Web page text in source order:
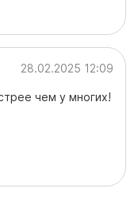
28.02.2025 12:09
чем у многих!